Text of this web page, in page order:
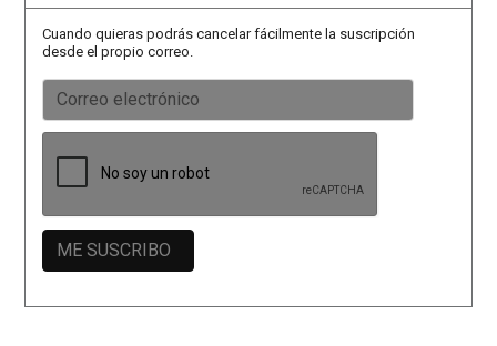
Cuando quieras podrás cancelar fácilmente la suscripción
desde el propio correo.